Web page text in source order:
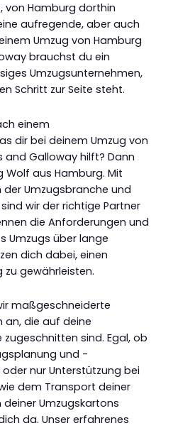
von Hamburg dorthin
aufregende, aber auch
Umzug von Hamburg
brauchst du ein
Umzugsunternehmen,
Schritt zur Seite steht.
einem
dir bei deinem Umzug von
Galloway hilft? Dann
Wolf aus Hamburg. Mit
Umzugsbranche und
wir der richtige Partner
die Anforderungen und
Umzugs über lange
dich dabei, einen
zu gewährleisten.
maßgeschneiderte
an, die auf deine
sind. Egal, ob
und -
nur Unterstützung bei
dem Transport deiner
Umzugskartons
da. Unser erfahrenes